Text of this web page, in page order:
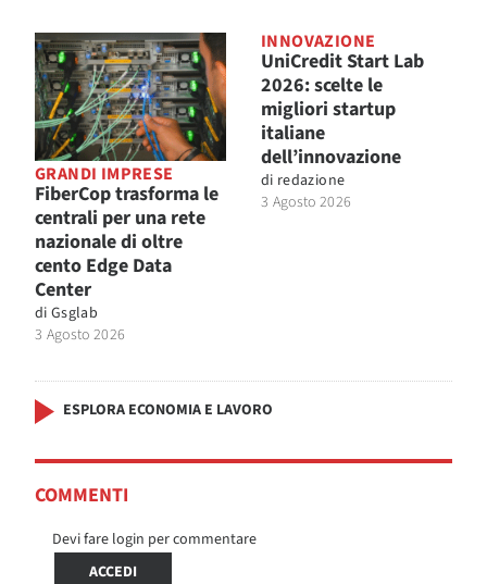
GRANDI IMPRESE
FiberCop trasforma le
centrali per una rete
nazionale di oltre
cento Edge Data
Center
di Gsglab
3 Agosto 2026
INNOVAZIONE
UniCredit Start Lab
2026: scelte le
migliori startup
italiane
dell’innovazione
di redazione
3 Agosto 2026
ESPLORA ECONOMIA E LAVORO
COMMENTI
Devi fare login per commentare
ACCEDI